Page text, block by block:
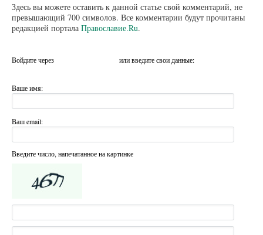
Здесь вы можете оставить к данной статье свой комментарий, не
превышающий 700 символов. Все комментарии будут прочитаны
редакцией портала Православие.Ru.
Войдите через или введите свои данные:
Ваше имя:
Ваш email:
Введите число, напечатанное на картинке